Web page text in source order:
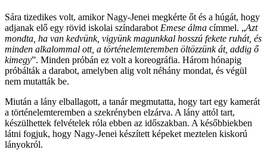
Sára tizedikes volt, amikor Nagy-Jenei megkérte őt és a húgát, hogy
adjanak elő egy rövid iskolai színdarabot Emese álma címmel. „Azt
mondta, ha van kedvünk, vigyünk magunkkal hosszú fekete ruhát, és
minden alkalommal ott, a történelemteremben öltözzünk át, addig ő
kimegy”. Minden próbán ez volt a koreográfia. Három hónapig
próbálták a darabot, amelyben alig volt néhány mondat, és végül
nem mutatták be.
Miután a lány elballagott, a tanár megmutatta, hogy tart egy kamerát
a történelemteremben a szekrényben elzárva. A lány attól tart,
készülhettek felvételek róla ebben az időszakban. A későbbiekben
látni fogjuk, hogy Nagy-Jenei készített képeket meztelen kiskorú
lányokról.